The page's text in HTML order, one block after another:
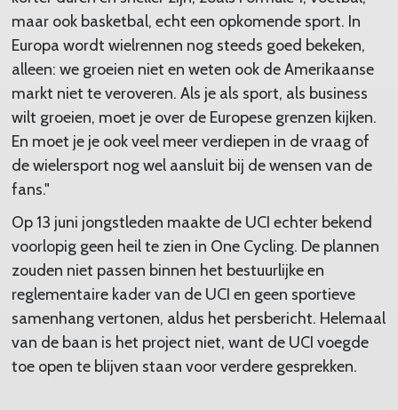
maar ook basketbal, echt een opkomende sport. In
Europa wordt wielrennen nog steeds goed bekeken,
alleen: we groeien niet en weten ook de Amerikaanse
markt niet te veroveren. Als je als sport, als business
wilt groeien, moet je over de Europese grenzen kijken.
En moet je je ook veel meer verdiepen in de vraag of
de wielersport nog wel aansluit bij de wensen van de
fans."
Op 13 juni jongstleden maakte de UCI echter bekend
voorlopig geen heil te zien in One Cycling. De plannen
zouden niet passen binnen het bestuurlijke en
reglementaire kader van de UCI en geen sportieve
samenhang vertonen, aldus het persbericht. Helemaal
van de baan is het project niet, want de UCI voegde
toe open te blijven staan voor verdere gesprekken.